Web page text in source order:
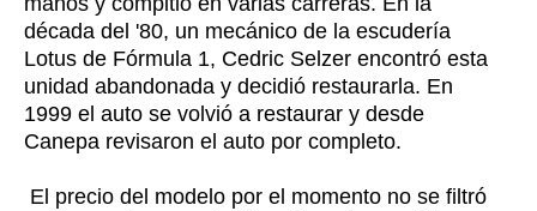
década del '80, un mecánico de la escudería
Lotus de Fórmula 1, Cedric Selzer encontró esta
unidad abandonada y decidió restaurarla. En
1999 el auto se volvió a restaurar y desde
Canepa revisaron el auto por completo.
El precio del modelo por el momento no se filtró